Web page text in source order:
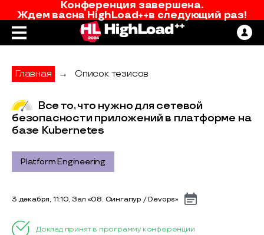
Конференция завершена.
Ждем васна HighLoad++в следующий раз!
Главная → Список тезисов
Все то, что нужно для сетевой
безопасности приложений в платформе на
базе Kubernetes
Platform Engineering
3 декабря, 11:10, Зал «08. Сингапур / Devops»
Доклад принят в программу конференции